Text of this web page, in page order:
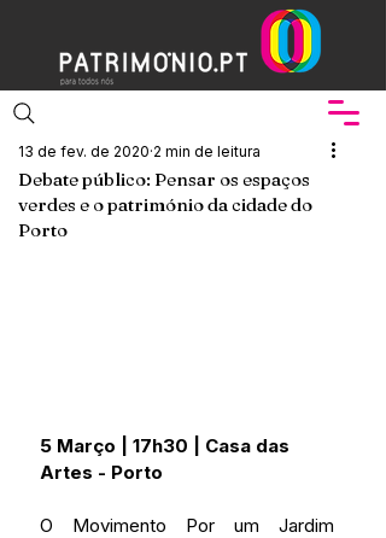
Debate público: Pensar os espaços
verdes e o património da cidade do
Porto
13 de fev. de 2020 2 min de leitura
5 Março | 17h30 | Casa das
Artes - Porto
O Movimento Por um Jardim